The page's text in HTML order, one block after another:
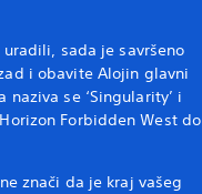
sada je savršeno
i obavite Alojin glavni
naziva se ‘Singularity’ i
Forbidden West do
znači da je kraj vašeg